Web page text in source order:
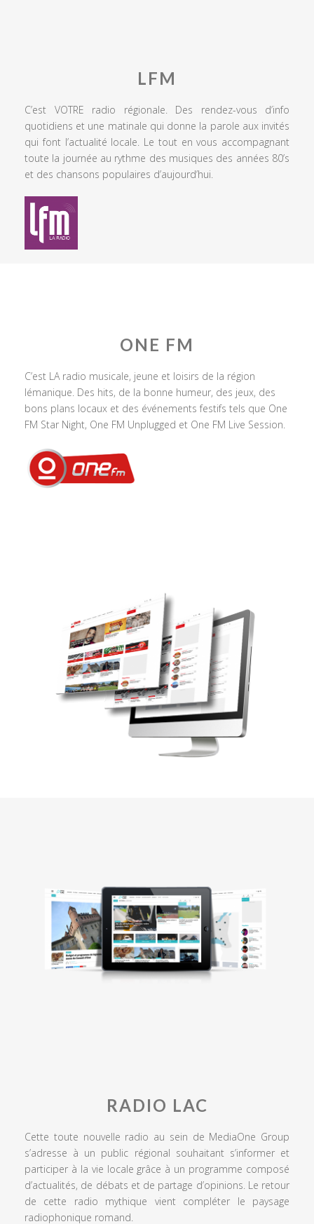
LFM
C’est VOTRE radio régionale. Des rendez-vous d’info
quotidiens et une matinale qui donne la parole aux invités
qui font l’actualité locale. Le tout en vous accompagnant
toute la journée au rythme des musiques des années 80’s
et des chansons populaires d’aujourd’hui.
ONE FM
C’est LA radio musicale, jeune et loisirs de la région
lémanique. Des hits, de la bonne humeur, des jeux, des
bons plans locaux et des événements festifs tels que One
FM Star Night, One FM Unplugged et One FM Live Session.
RADIO LAC
Cette toute nouvelle radio au sein de MediaOne Group
s’adresse à un public régional souhaitant s’informer et
participer à la vie locale grâce à un programme composé
d’actualités, de débats et de partage d’opinions. Le retour
de cette radio mythique vient compléter le paysage
radiophonique romand.